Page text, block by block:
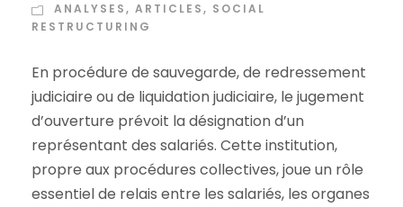
ANALYSES, ARTICLES, SOCIAL
RESTRUCTURING
En procédure de sauvegarde, de redressement
judiciaire ou de liquidation judiciaire, le jugement
d’ouverture prévoit la désignation d’un
représentant des salariés. Cette institution,
propre aux procédures collectives, joue un rôle
essentiel de relais entre les salariés, les organes